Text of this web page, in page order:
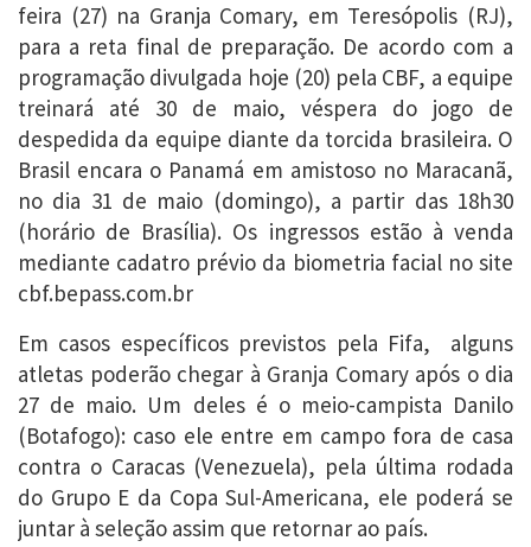
feira (27) na Granja Comary, em Teresópolis (RJ),
para a reta final de preparação. De acordo com a
programação divulgada hoje (20) pela CBF, a equipe
treinará até 30 de maio, véspera do jogo de
despedida da equipe diante da torcida brasileira. O
Brasil encara o Panamá em amistoso no Maracanã,
no dia 31 de maio (domingo), a partir das 18h30
(horário de Brasília). Os ingressos estão à venda
mediante cadatro prévio da biometria facial no site
cbf.bepass.com.br
Em casos específicos previstos pela Fifa, alguns
atletas poderão chegar à Granja Comary após o dia
27 de maio. Um deles é o meio-campista Danilo
(Botafogo): caso ele entre em campo fora de casa
contra o Caracas (Venezuela), pela última rodada
do Grupo E da Copa Sul-Americana, ele poderá se
juntar à seleção assim que retornar ao país.